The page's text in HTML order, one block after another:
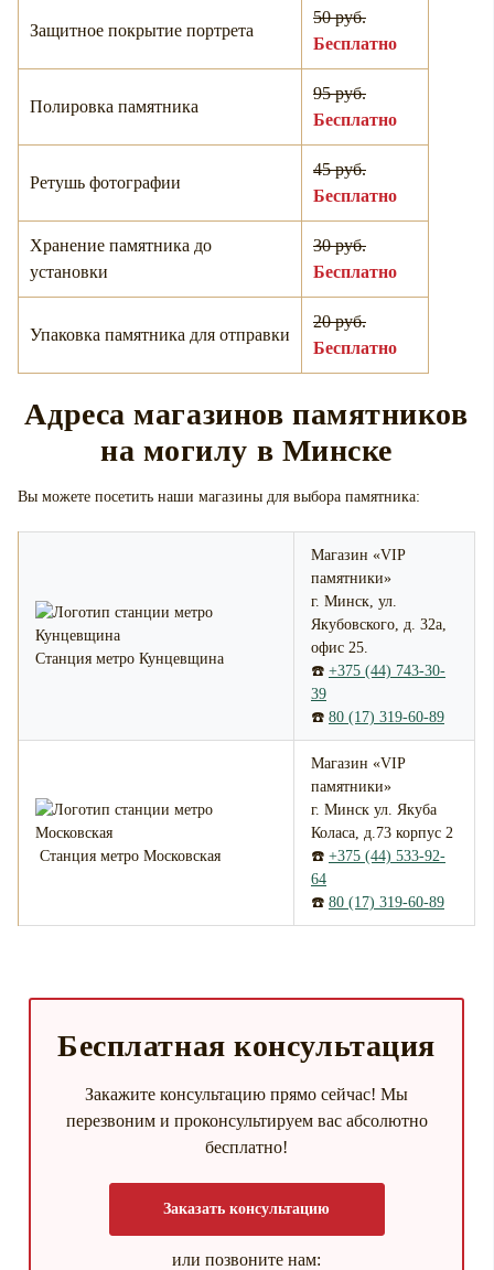
Защитное покрытие портрета
50 руб.
Бесплатно
Полировка памятника
95 руб.
Бесплатно
Ретушь фотографии
45 руб.
Бесплатно
Хранение памятника до
установки
30 руб.
Бесплатно
Упаковка памятника для отправки
20 руб.
Бесплатно
Адреса магазинов памятников
на могилу в Минске
Вы можете посетить наши магазины для выбора памятника:
Станция метро Кунцевщина
Магазин «VIP
памятники»
г. Минск, ул.
Якубовского, д. 32а,
офис 25.
☎️ +375 (44) 743-30-
39
☎️ 80 (17) 319-60-89
Станция метро Московская
Магазин «VIP
памятники»
г. Минск ул. Якуба
Коласа, д.73 корпус 2
☎️ +375 (44) 533-92-
64
☎️ 80 (17) 319-60-89
Бесплатная консультация
Закажите консультацию прямо сейчас! Мы
перезвоним и проконсультируем вас абсолютно
бесплатно!
Заказать консультацию
или позвоните нам: